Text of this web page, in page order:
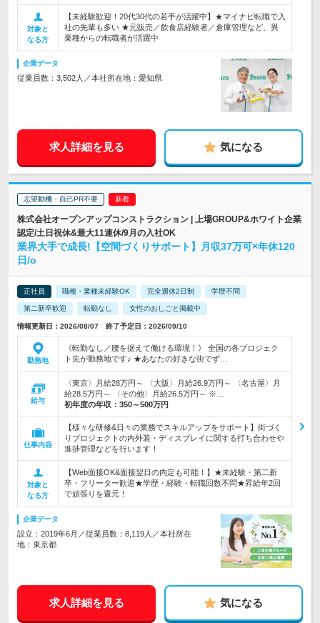
対象と
なる方
【未経験歓迎！20代30代の若手が活躍中】★マイナビ転職で入
社の先輩も多い ★元販売／飲食店経験者／倉庫管理など、異
業種からの転職者が活躍中
企業データ
従業員数：3,502人／本社所在地：愛知県
求人詳細を見る 気になる
志望動機・自己PR不要
株式会社オープンアップコンストラクション | 上場GROUP&ホワイト企業
認定/土日祝休&最大11連休/9月の入社OK
業界大手で成長!【空間づくりサポート】月収37万可×年休120
日/o
正社員 職種・業種未経験OK 完全週休2日制 学歴不問
第二新卒歓迎 転勤なし 女性のおしごと掲載中
情報更新日：2026/08/07 終了予定日：2026/09/10
勤務地
《転勤なし／腰を据えて働ける環境！》 全国の各プロジェク
ト先が勤務地です♪ ★あなたの好きな街でず…
給与
〈東京〉月給28万円～ 〈大阪〉月給26.9万円～ 〈名古屋〉月
給28.5万円～ 〈その他〉月給26.5万円～ ※…
初年度の年収： 350～500万円
仕事内容
【様々な研修&日々の業務でスキルアップをサポート】街づく
りプロジェクトの内外装・ディスプレイに関する打ち合わせや
進捗管理などを行います！
対象と
なる方
【Web面接OK&面接翌日の内定も可能！】★未経験・第二新
卒・フリーター歓迎★学歴・経験・転職回数不問★昇給年2回
で頑張りを還元！
企業データ
設立：2019年6月／従業員数：8,119人／本社所在
地：東京都
求人詳細を見る 気になる